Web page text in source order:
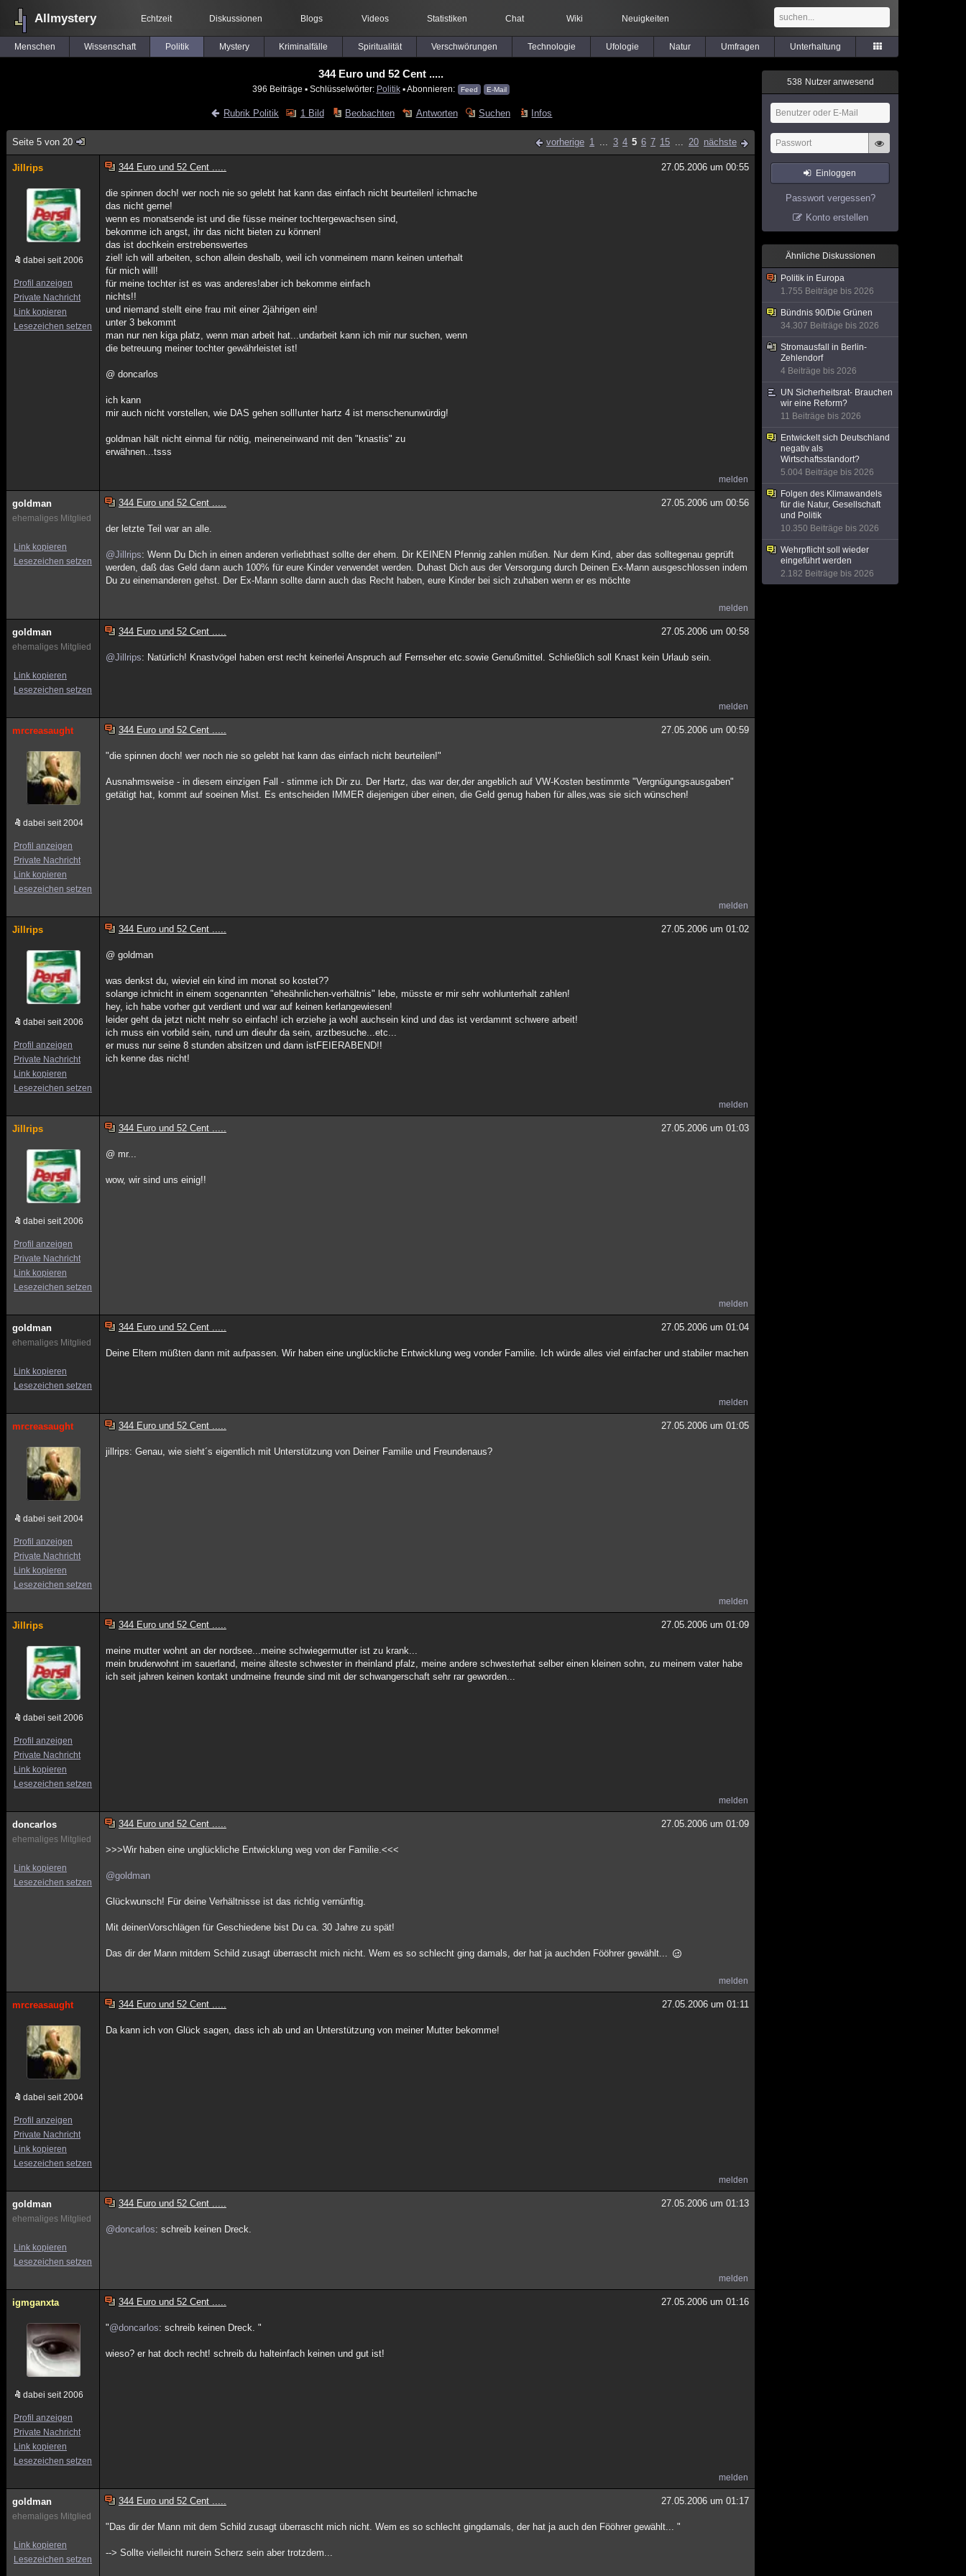
Allmystery Echtzeit Diskussionen Blogs Videos Statistiken Chat Wiki Neuigkeiten
Menschen Wissenschaft Politik Mystery Kriminalfälle Spiritualität Verschwörungen Technologie Ufologie Natur Umfragen Unterhaltung
344 Euro und 52 Cent .....
396 Beiträge ▪ Schlüsselwörter: Politik▪ Abonnieren: Feed E-Mail
Rubrik Politik 1 Bild Beobachten Antworten Suchen Infos
Seite 5 von 20 vorherige 1 ... 3 4 5 6 7 15 ... 20 nächste
Jillrips
dabei seit 2006
Profil anzeigen
Private Nachricht
Link kopieren
Lesezeichen setzen
344 Euro und 52 Cent ..... 27.05.2006 um 00:55
die spinnen doch! wer noch nie so gelebt hat kann das einfach nicht beurteilen! ichmache
das nicht gerne!
wenn es monatsende ist und die füsse meiner tochtergewachsen sind,
bekomme ich angst, ihr das nicht bieten zu können!
das ist dochkein erstrebenswertes
ziel! ich will arbeiten, schon allein deshalb, weil ich vonmeinem mann keinen unterhalt
für mich will!
für meine tochter ist es was anderes!aber ich bekomme einfach
nichts!!
und niemand stellt eine frau mit einer 2jährigen ein!
unter 3 bekommt
man nur nen kiga platz, wenn man arbeit hat...undarbeit kann ich mir nur suchen, wenn
die betreuung meiner tochter gewährleistet ist!
@ doncarlos
ich kann
mir auch nicht vorstellen, wie DAS gehen soll!unter hartz 4 ist menschenunwürdig!
goldman hält nicht einmal für nötig, meineneinwand mit den "knastis" zu
erwähnen...tsss
melden
goldman
ehemaliges Mitglied
Link kopieren
Lesezeichen setzen
344 Euro und 52 Cent ..... 27.05.2006 um 00:56
der letzte Teil war an alle.
@Jillrips: Wenn Du Dich in einen anderen verliebthast sollte der ehem. Dir KEINEN Pfennig zahlen müßen. Nur dem Kind, aber das solltegenau geprüft
werden, daß das Geld dann auch 100% für eure Kinder verwendet werden. Duhast Dich aus der Versorgung durch Deinen Ex-Mann ausgeschlossen indem
Du zu einemanderen gehst. Der Ex-Mann sollte dann auch das Recht haben, eure Kinder bei sich zuhaben wenn er es möchte
melden
goldman
ehemaliges Mitglied
Link kopieren
Lesezeichen setzen
344 Euro und 52 Cent ..... 27.05.2006 um 00:58
@Jillrips: Natürlich! Knastvögel haben erst recht keinerlei Anspruch auf Fernseher etc.sowie Genußmittel. Schließlich soll Knast kein Urlaub sein.
melden
mrcreasaught
dabei seit 2004
Profil anzeigen
Private Nachricht
Link kopieren
Lesezeichen setzen
344 Euro und 52 Cent ..... 27.05.2006 um 00:59
"die spinnen doch! wer noch nie so gelebt hat kann das einfach nicht beurteilen!"
Ausnahmsweise - in diesem einzigen Fall - stimme ich Dir zu. Der Hartz, das war der,der angeblich auf VW-Kosten bestimmte "Vergnügungsausgaben"
getätigt hat, kommt auf soeinen Mist. Es entscheiden IMMER diejenigen über einen, die Geld genug haben für alles,was sie sich wünschen!
melden
Jillrips
dabei seit 2006
Profil anzeigen
Private Nachricht
Link kopieren
Lesezeichen setzen
344 Euro und 52 Cent ..... 27.05.2006 um 01:02
@ goldman
was denkst du, wieviel ein kind im monat so kostet??
solange ichnicht in einem sogenannten "eheähnlichen-verhältnis" lebe, müsste er mir sehr wohlunterhalt zahlen!
hey, ich habe vorher gut verdient und war auf keinen kerlangewiesen!
leider geht da jetzt nicht mehr so einfach! ich erziehe ja wohl auchsein kind und das ist verdammt schwere arbeit!
ich muss ein vorbild sein, rund um dieuhr da sein, arztbesuche...etc...
er muss nur seine 8 stunden absitzen und dann istFEIERABEND!!
ich kenne das nicht!
melden
Jillrips
dabei seit 2006
Profil anzeigen
Private Nachricht
Link kopieren
Lesezeichen setzen
344 Euro und 52 Cent ..... 27.05.2006 um 01:03
@ mr...
wow, wir sind uns einig!!
melden
goldman
ehemaliges Mitglied
Link kopieren
Lesezeichen setzen
344 Euro und 52 Cent ..... 27.05.2006 um 01:04
Deine Eltern müßten dann mit aufpassen. Wir haben eine unglückliche Entwicklung weg vonder Familie. Ich würde alles viel einfacher und stabiler machen
melden
mrcreasaught
dabei seit 2004
Profil anzeigen
Private Nachricht
Link kopieren
Lesezeichen setzen
344 Euro und 52 Cent ..... 27.05.2006 um 01:05
jillrips: Genau, wie sieht´s eigentlich mit Unterstützung von Deiner Familie und Freundenaus?
melden
Jillrips
dabei seit 2006
Profil anzeigen
Private Nachricht
Link kopieren
Lesezeichen setzen
344 Euro und 52 Cent ..... 27.05.2006 um 01:09
meine mutter wohnt an der nordsee...meine schwiegermutter ist zu krank...
mein bruderwohnt im sauerland, meine älteste schwester in rheinland pfalz, meine andere schwesterhat selber einen kleinen sohn, zu meinem vater habe
ich seit jahren keinen kontakt undmeine freunde sind mit der schwangerschaft sehr rar geworden...
melden
doncarlos
ehemaliges Mitglied
Link kopieren
Lesezeichen setzen
344 Euro und 52 Cent ..... 27.05.2006 um 01:09
>>>Wir haben eine unglückliche Entwicklung weg von der Familie.<<<
@goldman
Glückwunsch! Für deine Verhältnisse ist das richtig vernünftig.
Mit deinenVorschlägen für Geschiedene bist Du ca. 30 Jahre zu spät!
Das dir der Mann mitdem Schild zusagt überrascht mich nicht. Wem es so schlecht ging damals, der hat ja auchden Fööhrer gewählt...
melden
mrcreasaught
dabei seit 2004
Profil anzeigen
Private Nachricht
Link kopieren
Lesezeichen setzen
344 Euro und 52 Cent ..... 27.05.2006 um 01:11
Da kann ich von Glück sagen, dass ich ab und an Unterstützung von meiner Mutter bekomme!
melden
goldman
ehemaliges Mitglied
Link kopieren
Lesezeichen setzen
344 Euro und 52 Cent ..... 27.05.2006 um 01:13
@doncarlos: schreib keinen Dreck.
melden
igmganxta
dabei seit 2006
Profil anzeigen
Private Nachricht
Link kopieren
Lesezeichen setzen
344 Euro und 52 Cent ..... 27.05.2006 um 01:16
"@doncarlos: schreib keinen Dreck. "
wieso? er hat doch recht! schreib du halteinfach keinen und gut ist!
melden
goldman
ehemaliges Mitglied
Link kopieren
Lesezeichen setzen
344 Euro und 52 Cent ..... 27.05.2006 um 01:17
"Das dir der Mann mit dem Schild zusagt überrascht mich nicht. Wem es so schlecht gingdamals, der hat ja auch den Fööhrer gewählt... "
--> Sollte vielleicht nurein Scherz sein aber trotzdem...
538 Nutzer anwesend
Einloggen
Passwort vergessen?
Konto erstellen
Ähnliche Diskussionen
Politik in Europa
1.755 Beiträge bis 2026
Bündnis 90/Die Grünen
34.307 Beiträge bis 2026
Stromausfall in Berlin-
Zehlendorf
4 Beiträge bis 2026
UN Sicherheitsrat- Brauchen
wir eine Reform?
11 Beiträge bis 2026
Entwickelt sich Deutschland
negativ als
Wirtschaftsstandort?
5.004 Beiträge bis 2026
Folgen des Klimawandels
für die Natur, Gesellschaft
und Politik
10.350 Beiträge bis 2026
Wehrpflicht soll wieder
eingeführt werden
2.182 Beiträge bis 2026